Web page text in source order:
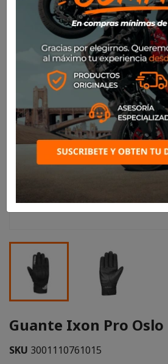
Guante Ixon Pro Oslo
SKU 3001110761015